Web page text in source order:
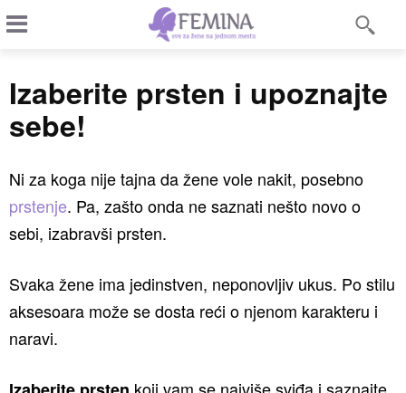
Izaberite prsten i upoznajte
sebe!
Ni za koga nije tajna da žene vole nakit, posebno
prstenje. Pa, zašto onda ne saznati nešto novo o
sebi, izabravši prsten.
Svaka žene ima jedinstven, neponovljiv ukus. Po stilu
aksesoara može se dosta reći o njenom karakteru i
naravi.